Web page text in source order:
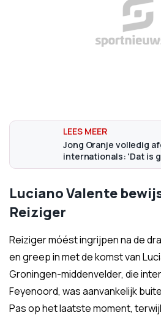
Jong Oranje volledig
internationals: 'Dat is
Luciano Valente
Reiziger
Reiziger móést ingrijpen na de
en greep in met de komst van
Groningen-middenvelder, die
Feyenoord, was aanvankelijk
Pas op het laatste moment,